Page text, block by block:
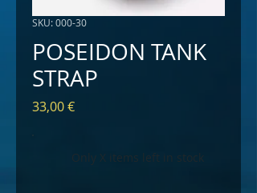
SKU: 000-30
POSEIDON TANK
STRAP
33,00 €Price
Only X items left in stock